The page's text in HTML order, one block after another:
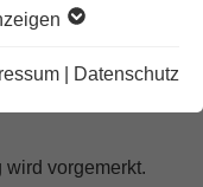
Datenschutz
vorgemerkt.